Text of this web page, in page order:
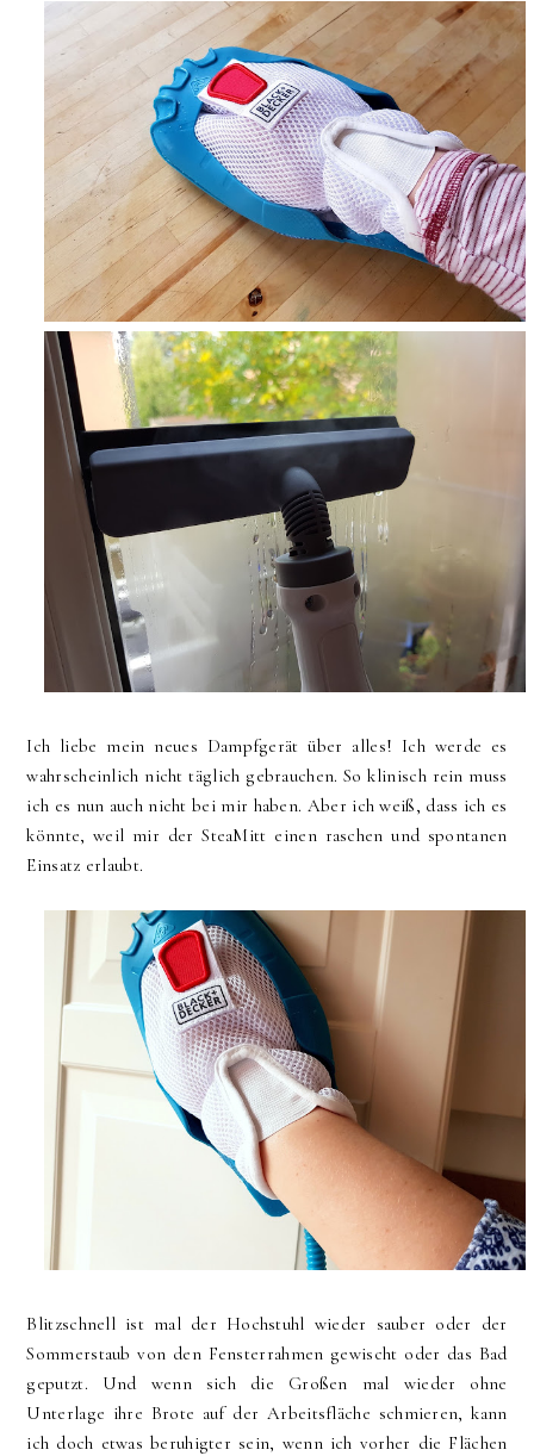
Ich liebe mein neues Dampfgerät über alles! Ich werde es
wahrscheinlich nicht täglich gebrauchen. So klinisch rein muss
ich es nun auch nicht bei mir haben. Aber ich weiß, dass ich es
könnte, weil mir der SteaMitt einen raschen und spontanen
Einsatz erlaubt.
Blitzschnell ist mal der Hochstuhl wieder sauber oder der
Sommerstaub von den Fensterrahmen gewischt oder das Bad
geputzt. Und wenn sich die Großen mal wieder ohne
Unterlage ihre Brote auf der Arbeitsfläche schmieren, kann
ich doch etwas beruhigter sein, wenn ich vorher die Flächen